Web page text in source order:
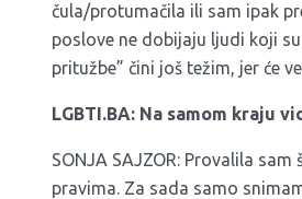
čula/protumačila ili sam ipak
poslove ne dobijaju ljudi koji
pritužbe” čini još težim, jer će
LGBTI.BA: Na samom kraju
SONJA SAJZOR: Provalila
pravima. Za sada samo